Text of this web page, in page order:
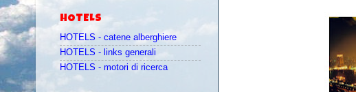
HOTELS
HOTELS - catene alberghiere
HOTELS - links generali
HOTELS - motori di ricerca